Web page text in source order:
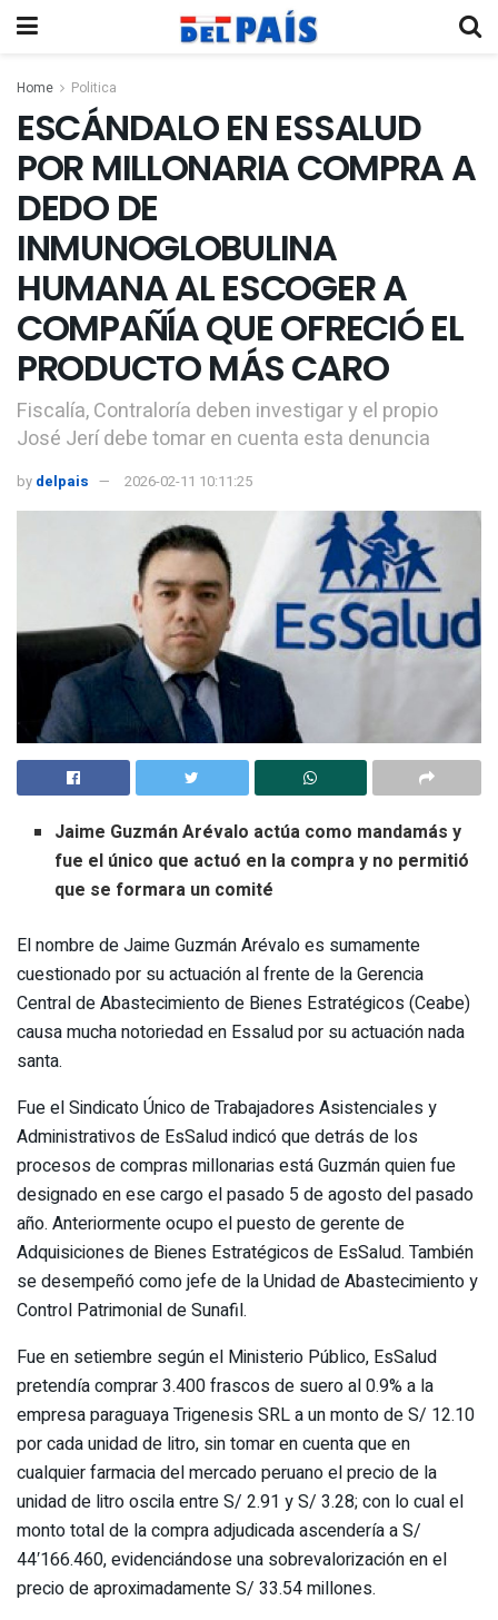
Home Politica
ESCÁNDALO EN ESSALUD
POR MILLONARIA COMPRA A
DEDO DE
INMUNOGLOBULINA
HUMANA AL ESCOGER A
COMPAÑÍA QUE OFRECIÓ EL
PRODUCTO MÁS CARO
Fiscalía, Contraloría deben investigar y el propio
José Jerí debe tomar en cuenta esta denuncia
by delpais 2026-02-11 10:11:25
Jaime Guzmán Arévalo actúa como mandamás y
fue el único que actuó en la compra y no permitió
que se formara un comité
El nombre de Jaime Guzmán Arévalo es sumamente
cuestionado por su actuación al frente de la Gerencia
Central de Abastecimiento de Bienes Estratégicos (Ceabe)
causa mucha notoriedad en Essalud por su actuación nada
santa.
Fue el Sindicato Único de Trabajadores Asistenciales y
Administrativos de EsSalud indicó que detrás de los
procesos de compras millonarias está Guzmán quien fue
designado en ese cargo el pasado 5 de agosto del pasado
año. Anteriormente ocupo el puesto de gerente de
Adquisiciones de Bienes Estratégicos de EsSalud. También
se desempeñó como jefe de la Unidad de Abastecimiento y
Control Patrimonial de Sunafil.
Fue en setiembre según el Ministerio Público, EsSalud
pretendía comprar 3.400 frascos de suero al 0.9% a la
empresa paraguaya Trigenesis SRL a un monto de S/ 12.10
por cada unidad de litro, sin tomar en cuenta que en
cualquier farmacia del mercado peruano el precio de la
unidad de litro oscila entre S/ 2.91 y S/ 3.28; con lo cual el
monto total de la compra adjudicada ascendería a S/
44′166.460, evidenciándose una sobrevalorización en el
precio de aproximadamente S/ 33.54 millones.